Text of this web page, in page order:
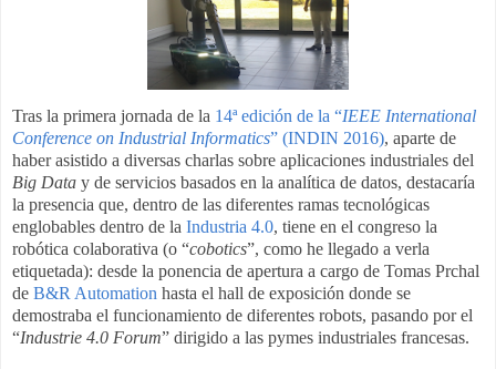
Tras la primera jornada de la 14ª edición de la “IEEE International
Conference on Industrial Informatics” (INDIN 2016), aparte de
haber asistido a diversas charlas sobre aplicaciones industriales del
Big Data y de servicios basados en la analítica de datos, destacaría
la presencia que, dentro de las diferentes ramas tecnológicas
englobables dentro de la Industria 4.0, tiene en el congreso la
robótica colaborativa (o “cobotics”, como he llegado a verla
etiquetada): desde la ponencia de apertura a cargo de Tomas Prchal
de B&R Automation hasta el hall de exposición donde se
demostraba el funcionamiento de diferentes robots, pasando por el
“Industrie 4.0 Forum” dirigido a las pymes industriales francesas.